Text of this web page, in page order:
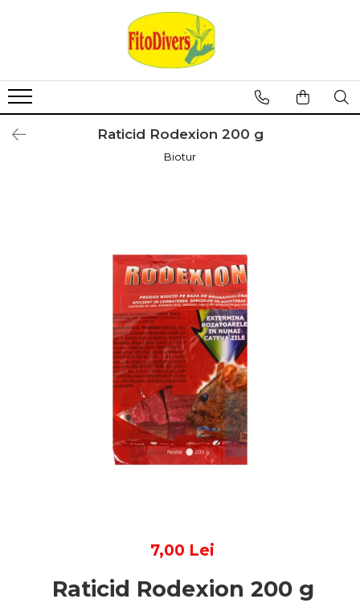
Raticid Rodexion 200 g
Biotur
7,00 Lei
Raticid Rodexion 200 g